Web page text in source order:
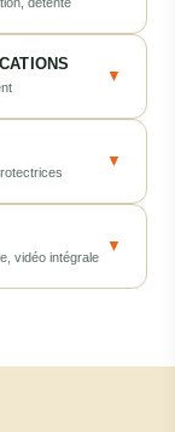
▼
▼
vidéo intégrale
▼